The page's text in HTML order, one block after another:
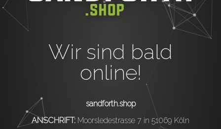
Wir sind bald
online!
sandforth.shop
ANSCHRIFT: Moorsledestrasse 7 in 51069 Köln